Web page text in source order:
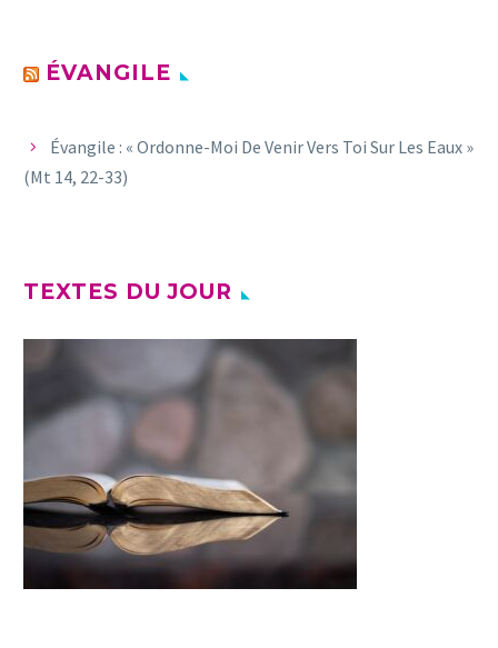
ÉVANGILE
Évangile : « Ordonne-Moi De Venir Vers Toi Sur Les Eaux »
(Mt 14, 22-33)
TEXTES DU JOUR